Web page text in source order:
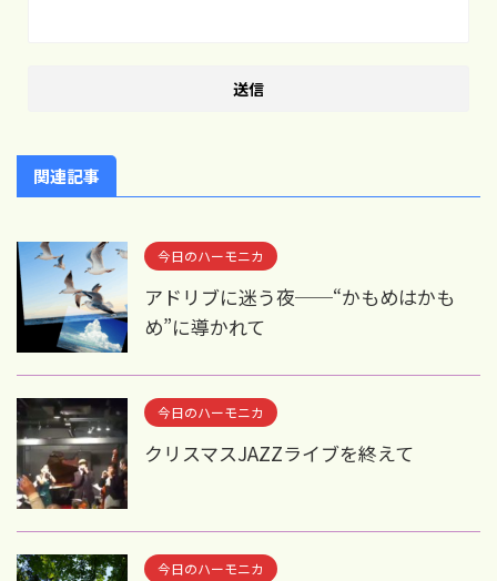
関連記事
今日のハーモニカ
アドリブに迷う夜──“かもめはかも
め”に導かれて
今日のハーモニカ
クリスマスJAZZライブを終えて
今日のハーモニカ